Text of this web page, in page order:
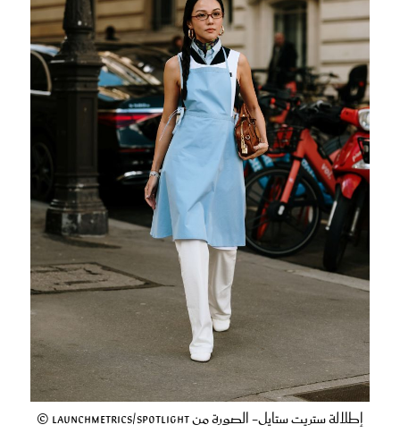
إطلالة ستريت ستايل- الصورة من Launchmetrics/Spotlight ©